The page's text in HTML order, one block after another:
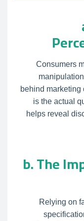
Consumers
behind marketing
is the actual
helps reveal
b. The
Relying on